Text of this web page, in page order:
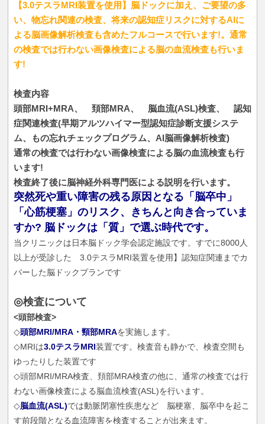
【3.0テスラMRI装置を使用】脳ドックに加え、ご要望の多
い、物忘れ関連の検査、将来の認知症リスクに対するAIに
よる脳画像解析検査も含めたフルコースで行います!。通常
の検査では行わない画像検査による脳の血流検査も行いま
す!
検査内容
頭部MRI+MRA、 頚部MRA、 脳血流(ASL)検査、 認知
症関連検査(早期アルツハイマー型認知症診断支援システ
ム、もの忘れチェックプログラム、AI脳画像解析検査)
通常の検査では行わない画像検査による脳の血流検査も行
います!
検査終了後に脳神経外科専門医による説明を行います。
突然死や重い障害の残る原因となる「脳卒中」
「心筋梗塞」のリスク、きちんと向き合っていま
すか? 脳ドックは「質」で選ぶ時代です。
当クリニックは日本脳ドック学会認定施設です。すでに8000人
以上が受診した 3.0テスラMRI装置を使用】認知症関連までカ
バーした脳ドックプランです
◎検査について
<頭部検査>
◇頭部MRI/MRA・頸部MRAを実施します。
◇MRIは3.0テスラMRI装置です。検査音も静かで、検査空間も
ゆったりした装置です
◇頭部MRI/MRA検査、頚部MRA検査の他に、通常の検査では行
わない画像検査による脳血流検査(ASL)を行います。
◇脳血流(ASL)では動脈閉塞性疾患など 脳梗塞、脳卒中を起こ
す前段階となる血流障害を検査することが出来ます。